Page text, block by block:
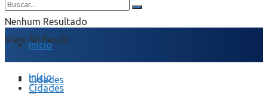
Nenhum Resultado
View All Result
Início
Cidades
Início
Cidades